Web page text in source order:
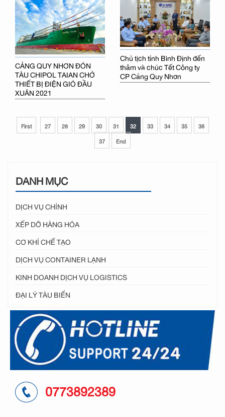
CẢNG QUY NHƠN ĐÓN
TÀU CHIPOL TAIAN CHỞ
THIẾT BỊ ĐIỆN GIÓ ĐẦU
XUÂN 2021
Chủ tịch tỉnh Bình Định đến
thăm và chúc Tết Công ty
CP Cảng Quy Nhơn
First 27 28 29 30 31 32 33 34 35
36
37
End
DANH MỤC
DỊCH VỤ CHÍNH
XẾP DỠ HÀNG HÓA
CƠ KHÍ CHẾ TẠO
DỊCH VỤ CONTAINER LẠNH
KINH DOANH DỊCH VỤ LOGISTICS
ĐẠI LÝ TÀU BIỂN
0773892389